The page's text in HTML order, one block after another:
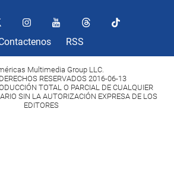
RSS
Multimedia Group LLC.
RESERVADOS 2016-06-13
TOTAL O PARCIAL DE CUALQUIER
SIN LA AUTORIZACIÓN EXPRESA DE LOS
EDITORES